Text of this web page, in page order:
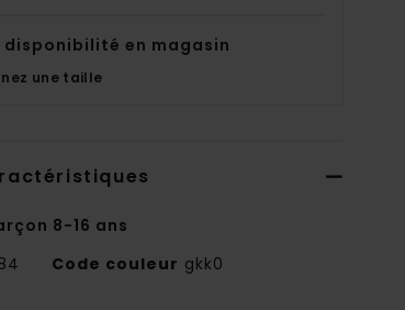
disponibilité en magasin
une taille
8-16 ans
Code couleur gkk0